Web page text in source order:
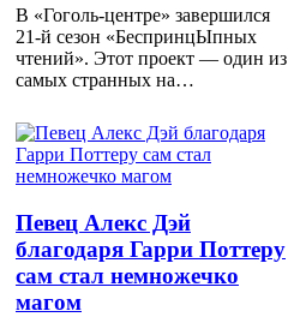
В «Гоголь-центре» завершился
21-й сезон «БеспринцЫпных
чтений». Этот проект — один из
самых странных на…
Певец Алекс Дэй
благодаря Гарри Поттеру
сам стал немножечко
магом